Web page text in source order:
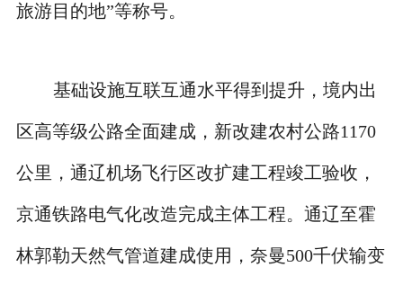
旅游目的地”等称号。
基础设施互联互通水平得到提升，境内出
区高等级公路全面建成，新改建农村公路1170
公里，通辽机场飞行区改扩建工程竣工验收，
京通铁路电气化改造完成主体工程。通辽至霍
林郭勒天然气管道建成使用，奈曼500千伏输变